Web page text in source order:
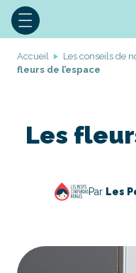
Accueil Les conseils de
fleurs de l’espace
Les
Par Les